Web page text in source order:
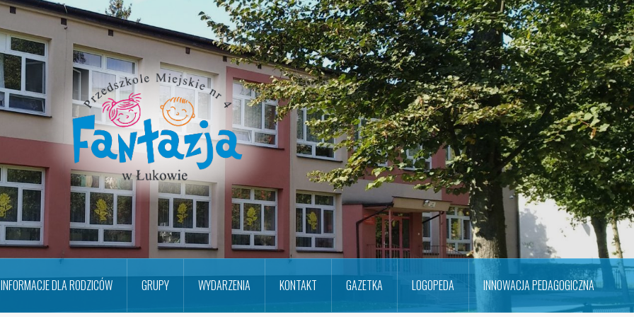
INFORMACJE DLA RODZICÓW GRUPY WYDARZENIA KONTAKT GAZETKA LOGOPEDA INNOWACJA PEDAGOGICZNA